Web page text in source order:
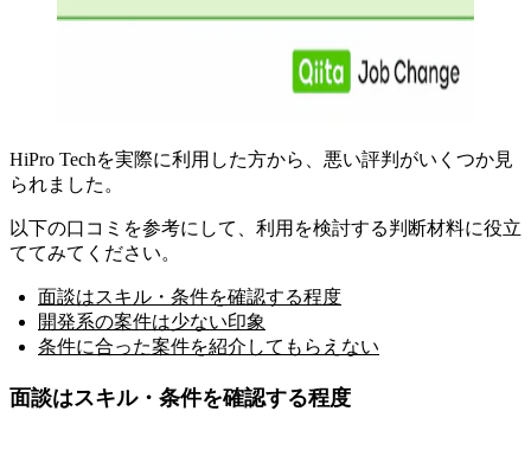
HiPro Techを実際に利用した方から、悪い評判がいくつか見
られました 。
以下の口コミを参考にして、利用を検討する判断材料に役立
ててみてください。
面談はスキル・条件を確認する程度
開発系の案件は少ない印象
条件に合った案件を紹介してもらえない
面談はスキル・条件を確認する程度